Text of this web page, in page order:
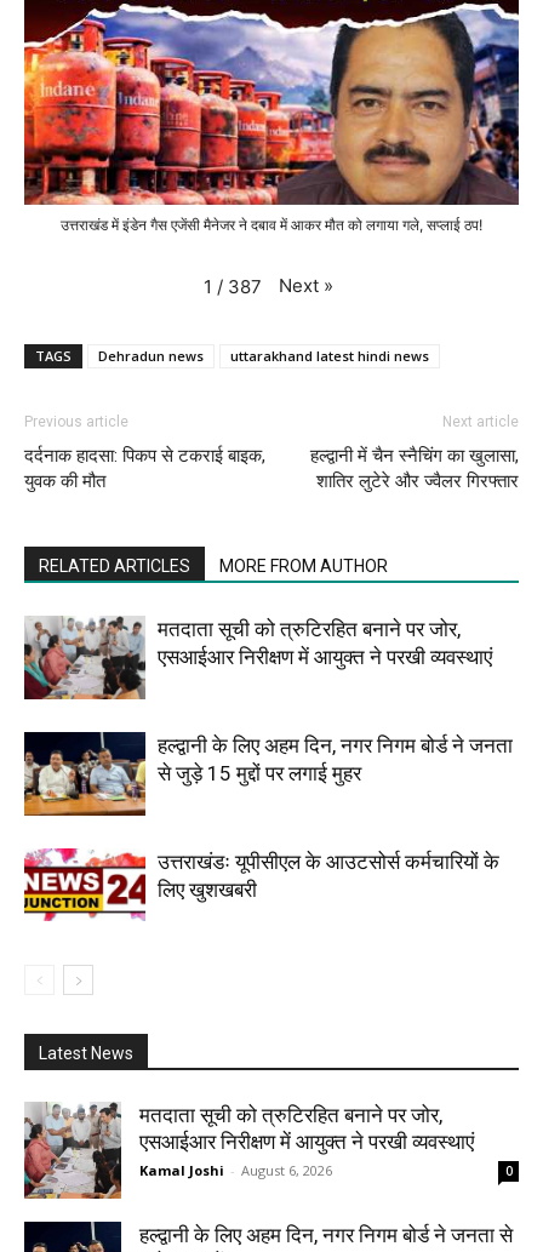
उत्तराखंड में इंडेन गैस एजेंसी मैनेजर ने दबाव में आकर मौत को लगाया गले, सप्लाई ठप!
1 / 387 Next »
TAGS Dehradun news uttarakhand latest hindi news
Previous article
दर्दनाक हादसा: पिकप से टकराई बाइक,
युवक की मौत
Next article
हल्द्वानी में चैन स्नैचिंग का खुलासा,
शातिर लुटेरे और ज्वैलर गिरफ्तार
RELATED ARTICLES MORE FROM AUTHOR
मतदाता सूची को त्रुटिरहित बनाने पर जोर,
एसआईआर निरीक्षण में आयुक्त ने परखी व्यवस्थाएं
हल्द्वानी के लिए अहम दिन, नगर निगम बोर्ड ने जनता
से जुड़े 15 मुद्दों पर लगाई मुहर
उत्तराखंडः यूपीसीएल के आउटसोर्स कर्मचारियों के
लिए खुशखबरी
Latest News
मतदाता सूची को त्रुटिरहित बनाने पर जोर,
एसआईआर निरीक्षण में आयुक्त ने परखी व्यवस्थाएं
Kamal Joshi - August 6, 2026 0
हल्द्वानी के लिए अहम दिन, नगर निगम बोर्ड ने जनता से